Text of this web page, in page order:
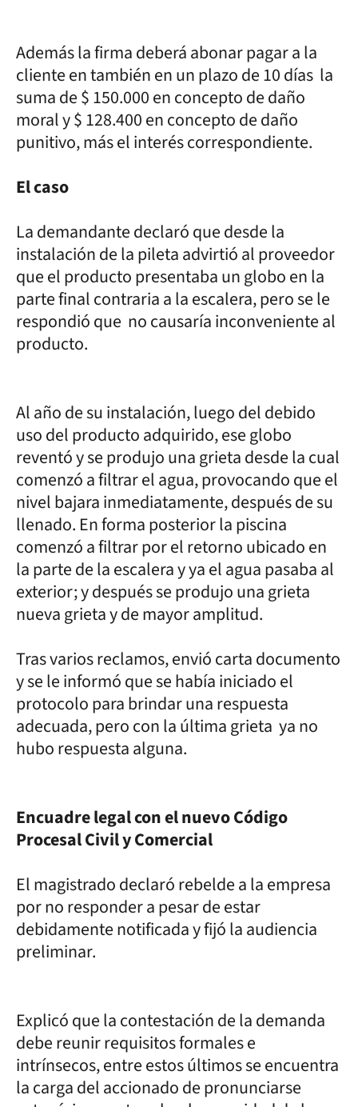
Además la firma deberá abonar pagar a la
cliente en también en un plazo de 10 días la
suma de $ 150.000 en concepto de daño
moral y $ 128.400 en concepto de daño
punitivo, más el interés correspondiente.
El caso
La demandante declaró que desde la
instalación de la pileta advirtió al proveedor
que el producto presentaba un globo en la
parte final contraria a la escalera, pero se le
respondió que no causaría inconveniente al
producto.
Al año de su instalación, luego del debido
uso del producto adquirido, ese globo
reventó y se produjo una grieta desde la cual
comenzó a filtrar el agua, provocando que el
nivel bajara inmediatamente, después de su
llenado. En forma posterior la piscina
comenzó a filtrar por el retorno ubicado en
la parte de la escalera y ya el agua pasaba al
exterior; y después se produjo una grieta
nueva grieta y de mayor amplitud.
Tras varios reclamos, envió carta documento
y se le informó que se había iniciado el
protocolo para brindar una respuesta
adecuada, pero con la última grieta ya no
hubo respuesta alguna.
Encuadre legal con el nuevo Código
Procesal Civil y Comercial
El magistrado declaró rebelde a la empresa
por no responder a pesar de estar
debidamente notificada y fijó la audiencia
preliminar.
Explicó que la contestación de la demanda
debe reunir requisitos formales e
intrínsecos, entre estos últimos se encuentra
la carga del accionado de pronunciarse